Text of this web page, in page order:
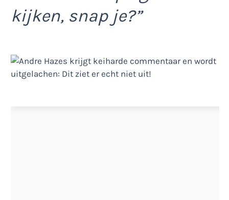
kijken, snap je?”